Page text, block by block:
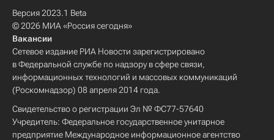
Версия 2023.1 Beta
© 2026 МИА «Россия сегодня»
Вакансии
Сетевое издание РИА Новости зарегистрировано
в Федеральной службе по надзору в сфере связи,
информационных технологий и массовых коммуникаций
(Роскомнадзор) 08 апреля 2014 года.
Свидетельство о регистрации Эл № ФС77-57640
Учредитель: Федеральное государственное унитарное
предприятие Международное информационное агентство